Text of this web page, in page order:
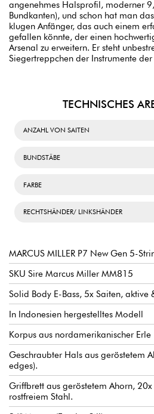
angenehmes Halsprofil, moderner
Bundkanten), und schon hat man
klugen Anfänger, das auch einem
gefallen könnte, der einen
Arsenal zu erweitern. Er steht
Siegertreppchen der Instrumente
TECHNISCHES
ANZAHL VON SAITEN
BUNDSTÄBE
FARBE
RECHTSHÄNDER/ LINKSHÄNDER
MARCUS MILLER P7 New Gen 5-
SKU Sire Marcus Miller MM815
Solid Body E-Bass, 5x Saiten, aktive
In Indonesien hergestelltes Modell
Korpus aus nordamerikanischer Erle
Geschraubter Hals aus geröstetem
edges).
Griffbrett aus geröstetem Ahorn,
rostfreiem Stahl.